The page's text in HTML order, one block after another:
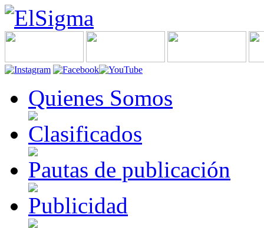
Quienes Somos
Clasificados
Pautas de publicación
Publicidad